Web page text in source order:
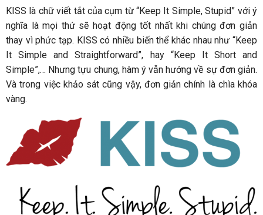
KISS là chữ viết tắt của cụm từ “Keep It Simple, Stupid” với ý
nghĩa là mọi thứ sẽ hoạt động tốt nhất khi chúng đơn giản
thay vì phức tạp. KISS có nhiều biến thể khác nhau như “Keep
It Simple and Straightforward”, hay “Keep It Short and
Simple”,… Nhưng tựu chung, hàm ý vẫn hướng về sự đơn giản.
Và trong việc khảo sát cũng vậy, đơn giản chính là chìa khóa
vàng.